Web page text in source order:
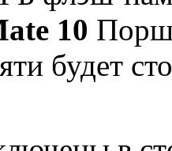
10
будет